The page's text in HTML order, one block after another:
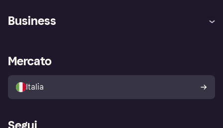
Esplora i negozi
Politica di protezione
dell'acquirente Klarna
Business
Accesso aziende
Mercato
Italia